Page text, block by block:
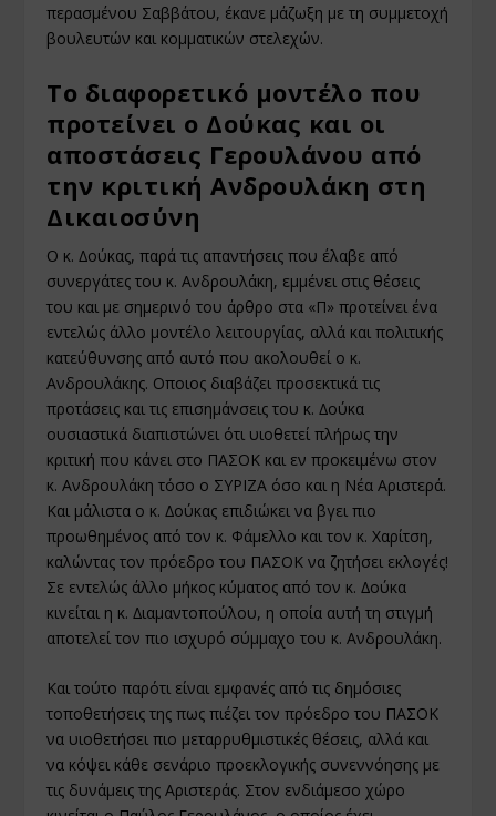
περασµένου Σαββάτου, έκανε µάζωξη µε τη συµµετοχή
βουλευτών και κοµµατικών στελεχών.
Το διαφορετικό μοντέλο που
προτείνει ο Δούκας και οι
αποστάσεις Γερουλάνου από
την κριτική Ανδρουλάκη στη
Δικαιοσύνη
Ο κ. ∆ούκας, παρά τις απαντήσεις που έλαβε από
συνεργάτες του κ. Ανδρουλάκη, εµµένει στις θέσεις
του και µε σηµερινό του άρθρο στα «Π» προτείνει ένα
εντελώς άλλο µοντέλο λειτουργίας, αλλά και πολιτικής
κατεύθυνσης από αυτό που ακολουθεί ο κ.
Ανδρουλάκης. Οποιος διαβάζει προσεκτικά τις
προτάσεις και τις επισηµάνσεις του κ. ∆ούκα
ουσιαστικά διαπιστώνει ότι υιοθετεί πλήρως την
κριτική που κάνει στο ΠΑΣΟΚ και εν προκειµένω στον
κ. Ανδρουλάκη τόσο ο ΣΥΡΙΖΑ όσο και η Νέα Αριστερά.
Και µάλιστα ο κ. ∆ούκας επιδιώκει να βγει πιο
προωθηµένος από τον κ. Φάµελλο και τον κ. Χαρίτση,
καλώντας τον πρόεδρο του ΠΑΣΟΚ να ζητήσει εκλογές!
Σε εντελώς άλλο µήκος κύµατος από τον κ. ∆ούκα
κινείται η κ. ∆ιαµαντοπούλου, η οποία αυτή τη στιγµή
αποτελεί τον πιο ισχυρό σύµµαχο του κ. Ανδρουλάκη.
Και τούτο παρότι είναι εµφανές από τις δηµόσιες
τοποθετήσεις της πως πιέζει τον πρόεδρο του ΠΑΣΟΚ
να υιοθετήσει πιο µεταρρυθµιστικές θέσεις, αλλά και
να κόψει κάθε σενάριο προεκλογικής συνεννόησης µε
τις δυνάµεις της Αριστεράς. Στον ενδιάµεσο χώρο